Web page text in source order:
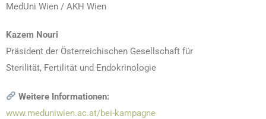
MedUni Wien / AKH Wien
Kazem Nouri
Präsident der Österreichischen Gesellschaft für
Sterilität, Fertilität und Endokrinologie
Weitere Informationen:
www.meduniwien.ac.at/bei-kampagne